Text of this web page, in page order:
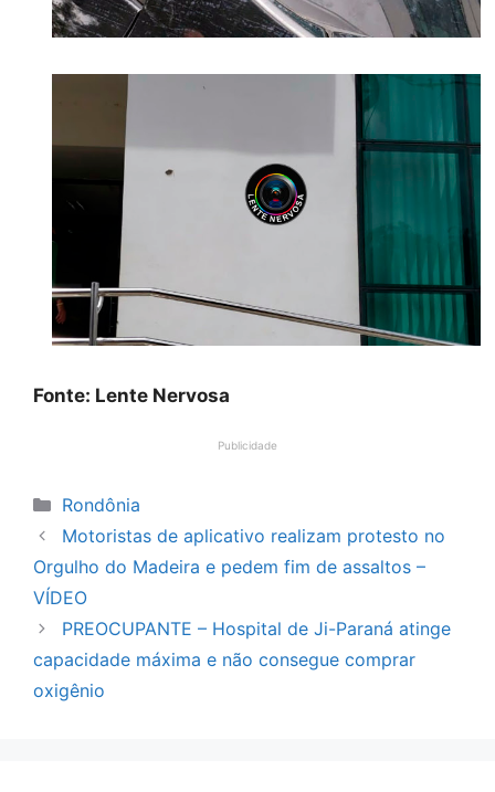
Fonte: Lente Nervosa
Publicidade
Categorias
Rondônia
Motoristas de aplicativo realizam protesto no
Orgulho do Madeira e pedem fim de assaltos –
VÍDEO
PREOCUPANTE – Hospital de Ji-Paraná atinge
capacidade máxima e não consegue comprar
oxigênio